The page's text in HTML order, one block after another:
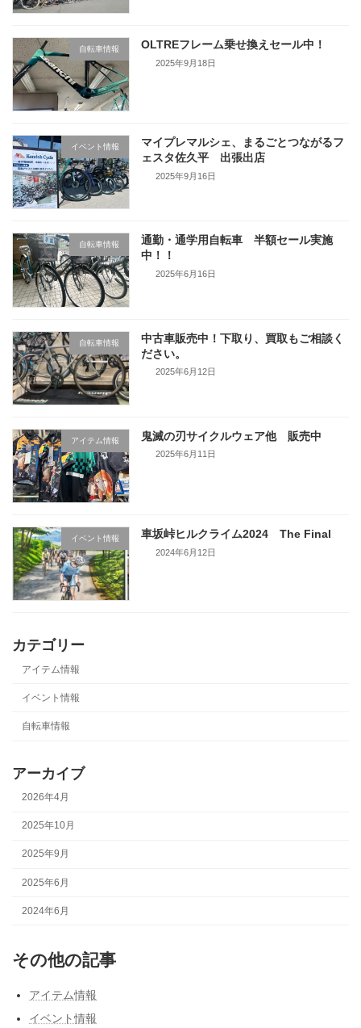
自転車情報 OLTREフレーム乗せ換えセール中！
2025年9月18日
イベント情報
マイプレマルシェ、まるごとつながるフ
ェスタ佐久平 出張出店
2025年9月16日
自転車情報
通勤・通学用自転車 半額セール実施
中！！
2025年6月16日
自転車情報
中古車販売中！下取り、買取もご相談く
ださい。
2025年6月12日
アイテム情報 鬼滅の刃サイクルウェア他 販売中
2025年6月11日
イベント情報 車坂峠ヒルクライム2024 The Final
2024年6月12日
カテゴリー
アイテム情報
イベント情報
自転車情報
アーカイブ
2026年4月
2025年10月
2025年9月
2025年6月
2024年6月
その他の記事
アイテム情報
イベント情報